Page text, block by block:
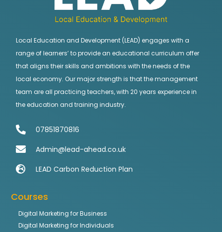
Local Education and Development (LEAD) engages with a
range of learners’ to provide an educational curriculum offer
that aligns their skills and ambitions with the needs of the
local economy. Our major strength is that the management
team are all practicing teachers, with 20 years experience in
the education and training industry.
07851870816
Admin@lead-ahead.co.uk
LEAD Carbon Reduction Plan
Courses
Digital Marketing for Business
Digital Marketing for Individuals